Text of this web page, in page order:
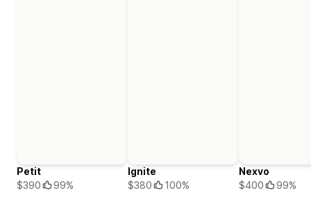
Petit
$390
99%
Ignite
$380
100%
Nexvo
$400
99%